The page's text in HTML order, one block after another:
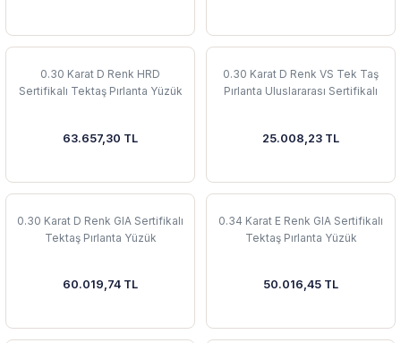
0.30 Karat D Renk HRD
Sertifikalı Tektaş Pırlanta Yüzük
63.657,30 TL
0.30 Karat D Renk VS Tek Taş
Pırlanta Uluslararası Sertifikalı
25.008,23 TL
0.30 Karat D Renk GIA Sertifikalı
Tektaş Pırlanta Yüzük
60.019,74 TL
0.34 Karat E Renk GIA Sertifikalı
Tektaş Pırlanta Yüzük
50.016,45 TL